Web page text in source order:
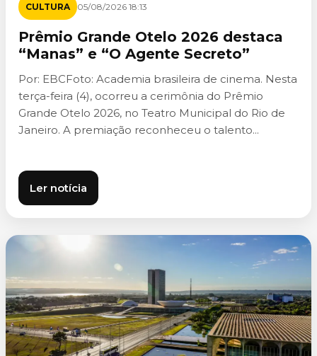
CULTURA 05/08/2026 18:13
Prêmio Grande Otelo 2026 destaca
“Manas” e “O Agente Secreto”
Por: EBCFoto: Academia brasileira de cinema. Nesta
terça-feira (4), ocorreu a cerimônia do Prêmio
Grande Otelo 2026, no Teatro Municipal do Rio de
Janeiro. A premiação reconheceu o talento...
Ler notícia